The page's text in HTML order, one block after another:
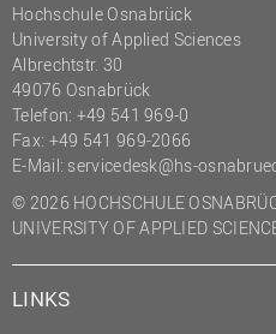
Hochschule Osnabrück
University of Applied Sciences
Albrechtstr. 30
49076 Osnabrück
Telefon: +49 541 969-0
Fax: +49 541 969-2066
E-Mail: servicedesk@hs-
© 2026 HOCHSCHULE
UNIVERSITY OF APPLIED
LINKS